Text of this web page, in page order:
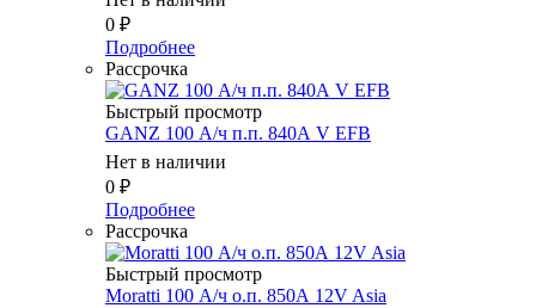
0 ₽
Подробнее
Рассрочка
Быстрый просмотр
GANZ 100 А/ч п.п. 840А V EFB
Нет в наличии
0 ₽
Подробнее
Рассрочка
Быстрый просмотр
Moratti 100 А/ч о.п. 850А 12V Asia